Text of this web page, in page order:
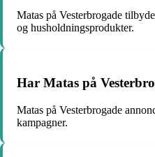
Matas på Vesterbrogade
og husholdningsprodukter.
Har Matas på
Matas på Vesterbrogade
kampagner.